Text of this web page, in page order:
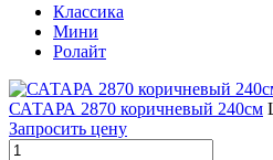
Классика
Мини
Ролайт
САТАРА 2870 коричневый 240см
Запросить цену